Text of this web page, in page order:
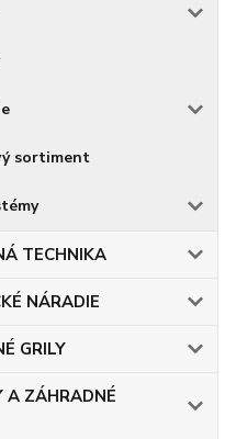
sortiment
TECHNIKA
NÁRADIE
GRILY
A ZÁHRADNÉ